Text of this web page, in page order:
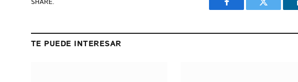
SHARE.
Facebook Twitter
TE PUEDE INTERESAR